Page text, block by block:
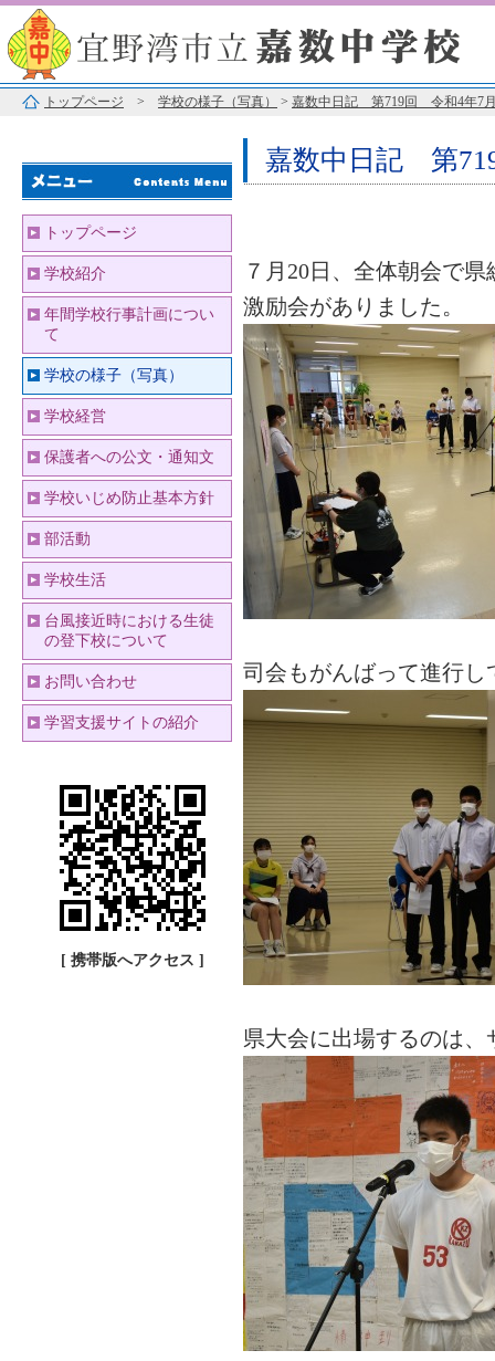
トップページ > 学校の様子（写真） > 嘉数中日記 第719回 令和4年7
嘉数中日記 第
７月20日、全体朝会で
激励会がありました。
司会もがんばって進行し
県大会に出場するのは、
トップページ
学校紹介
年間学校行事計画につい
て
学校の様子（写真）
学校経営
保護者への公文・通知文
学校いじめ防止基本方針
部活動
学校生活
台風接近時における生徒
の登下校について
お問い合わせ
学習支援サイトの紹介
[ 携帯版へアクセス ]